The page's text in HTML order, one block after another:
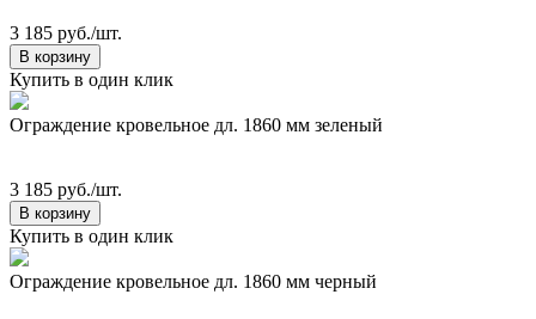
3 185 руб./шт.
В корзину
Купить в один клик
Ограждение кровельное дл. 1860 мм зеленый
3 185 руб./шт.
В корзину
Купить в один клик
Ограждение кровельное дл. 1860 мм черный